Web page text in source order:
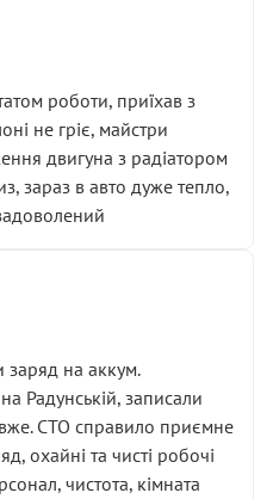
роботи, приїхав з
не гріє, майстри
двигуна з радіатором
зараз в авто дуже тепло,
заряд на аккум.
Радунській, записали
СТО справило приємне
охайні та чисті робочі
чистота, кімната